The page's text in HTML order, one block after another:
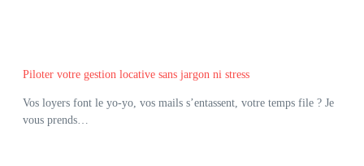
Piloter votre gestion locative sans jargon ni stress
Vos loyers font le yo-yo, vos mails s’entassent, votre temps file ? Je
vous prends…